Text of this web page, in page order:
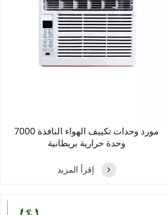
مورد وحدات تكييف الهواء النافذة 7000
وحدة حرارية بريطانية
إقرأ المزيد